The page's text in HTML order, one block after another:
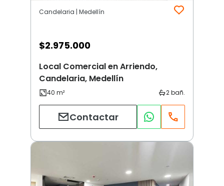
Candelaria | Medellín
$2.975.000
Local Comercial en Arriendo,
Candelaria, Medellín
Contactar